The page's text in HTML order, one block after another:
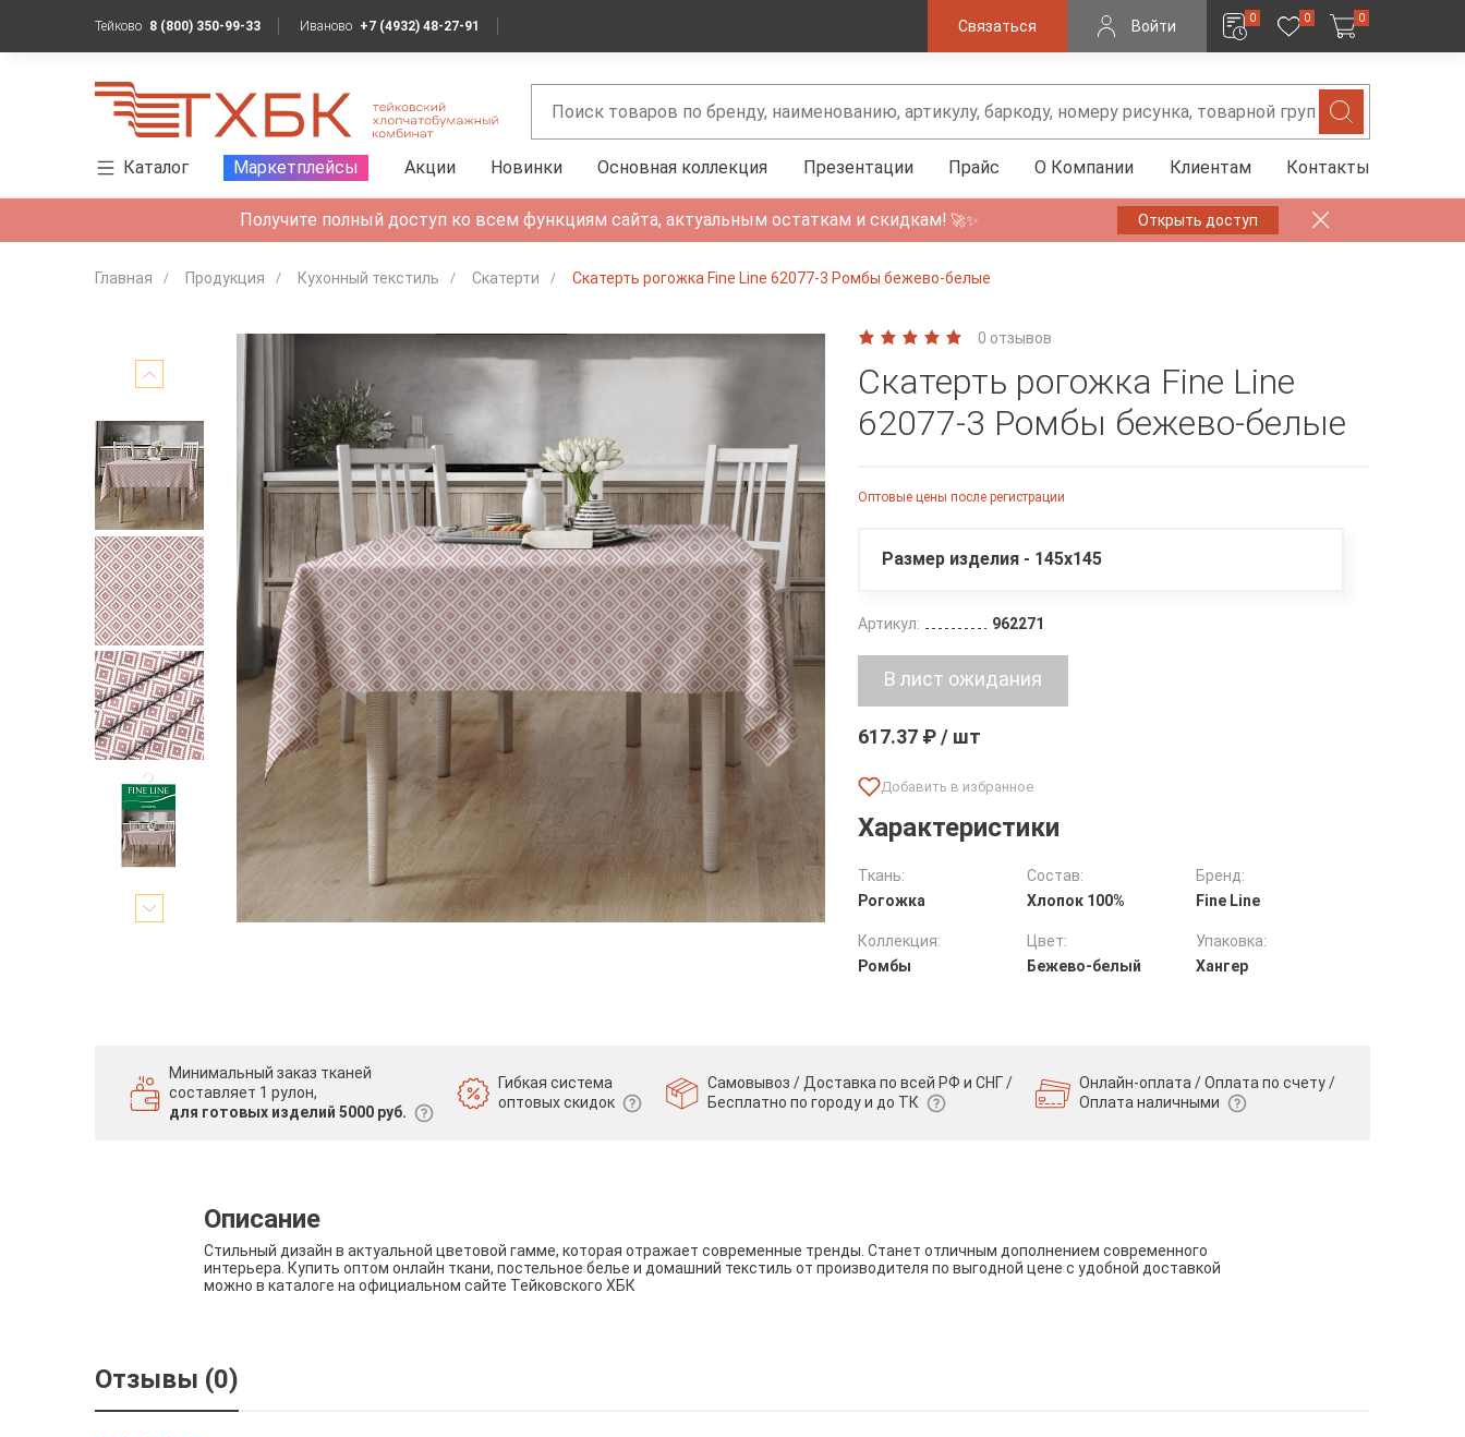
Тейково 8 (800) 350-99-33 Иваново +7 (4932) 48-27-91 Связаться Войти 0 0 0
Каталог Маркетплейсы Акции Новинки Основная коллекция Презентации Прайс О Компании Клиентам Контакты
Получите полный доступ ко всем функциям сайта, актуальным остаткам и скидкам! 🚀✨ Открыть доступ
Главная Продукция Кухонный текстиль Скатерти Скатерть рогожка Fine Line 62077-3 Ромбы бежево-белые
0 отзывов
Скатерть рогожка Fine Line
62077-3 Ромбы бежево-белые
Оптовые цены после регистрации
Размер изделия - 145х145
Артикул: 962271
617.37 ₽ / шт
Характеристики
Ткань:
Рогожка
Состав:
Хлопок 100%
Бренд:
Fine Line
Коллекция:
Ромбы
Цвет:
Бежево-белый
Упаковка:
Хангер
Минимальный заказ тканей
составляет 1 рулон,
для готовых изделий 5000 руб.
Гибкая система
оптовых скидок
Самовывоз / Доставка по всей РФ и СНГ /
Бесплатно по городу и до ТК
Онлайн-оплата / Оплата по счету /
Оплата наличными
Описание
Стильный дизайн в актуальной цветовой гамме, которая отражает современные тренды. Станет отличным дополнением современного
интерьера. Купить оптом онлайн ткани, постельное белье и домашний текстиль от производителя по выгодной цене с удобной доставкой
можно в каталоге на официальном сайте Тейковского ХБК
Отзывы (0)